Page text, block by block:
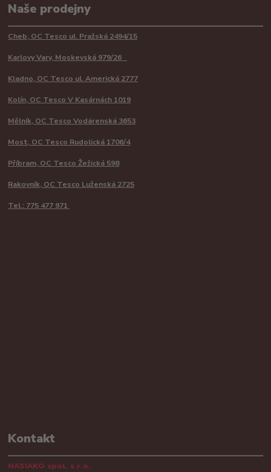
Naše prodejny
Cheb, OC Tesco ul. Pražská 2494/15
Karlovy Vary, Moskevská 979/26
Kladno, OC Tesco ul. Americká 2777
Kolín, OC Tesco V Kasárnách 1019
Mělník, OC Tesco Vodárenská 3653
Most, OC Tesco Rudolická 1706/4
Příbram, OC Tesco Žežická 598
Rakovník, OC Tesco Luženská 2725
Tel.: 775 477 971
Kontakt
NASIAKO spol. s.r.o.